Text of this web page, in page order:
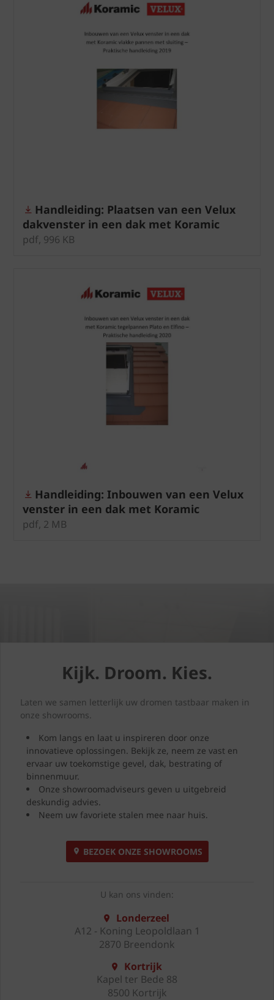
Handleiding: Plaatsen van een Velux
dakvenster in een dak met Koramic
vlakke pannen met sluiting
pdf, 996 KB
Handleiding: Inbouwen van een Velux
venster in een dak met Koramic
tegelpannen Plato en Elfino
pdf, 2 MB
Kijk. Droom. Kies.
Laten we samen letterlijk uw dromen tastbaar maken in
onze showrooms.
Kom langs en laat u inspireren door onze
innovatieve oplossingen. Bekijk ze, neem ze vast en
ervaar uw toekomstige gevel, dak, bestrating of
binnenmuur.
Onze showroomadviseurs geven u uitgebreid
deskundig advies.
Neem uw favoriete stalen mee naar huis.
BEZOEK ONZE SHOWROOMS
U kan ons vinden:
Londerzeel
A12 - Koning Leopoldlaan 1
2870 Breendonk
Kortrijk
Kapel ter Bede 88
8500 Kortrijk